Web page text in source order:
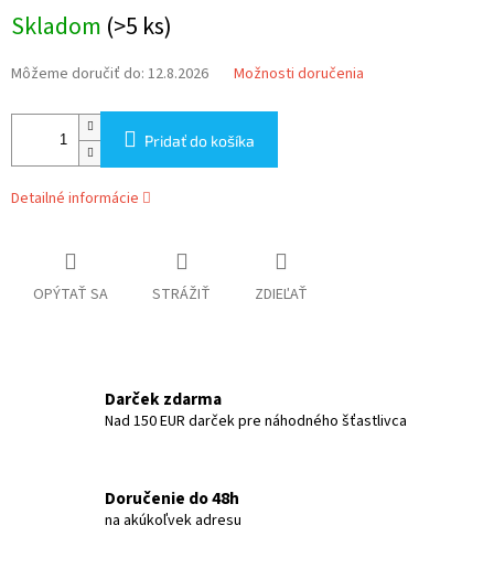
cena:
Skladom (>5 ks)
Môžeme doručiť do: 12.8.2026 Možnosti doručenia
Pridať do košíka
Detailné informácie
OPÝTAŤ SA STRÁŽIŤ ZDIEĽAŤ
Darček zdarma
Nad 150 EUR darček pre náhodného šťastlivca
Doručenie do 48h
na akúkoľvek adresu